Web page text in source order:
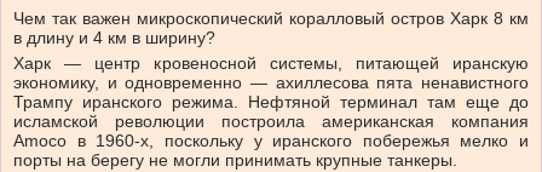
Чем так важен микроскопический коралловый остров Харк 8 км
в длину и 4 км в ширину?
Харк — центр кровеносной системы, питающей иранскую
экономику, и одновременно — ахиллесова пята ненавистного
Трампу иранского режима. Нефтяной терминал там еще до
исламской революции построила американская компания
Amoco в 1960-х, поскольку у иранского побережья мелко и
порты на берегу не могли принимать крупные танкеры.